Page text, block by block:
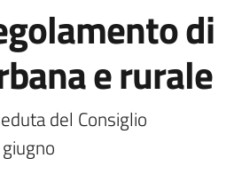
di
e rurale
del Consiglio